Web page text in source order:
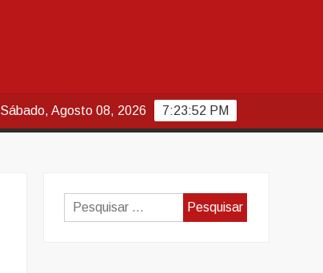
7:23:53 PM
Sábado, Agosto 08, 2026
Pesquisar
por: